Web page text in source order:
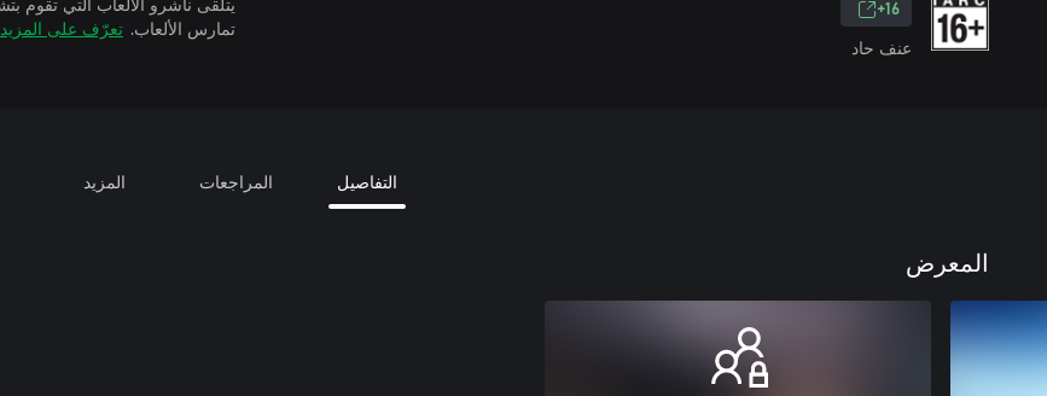
16+
عنف حاد
تمارس الألعاب. تعرّف على المزيد
التفاصيل المراجعات المزيد
المعرض